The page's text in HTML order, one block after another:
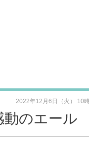
のエール
2022年12月6日（火） 10